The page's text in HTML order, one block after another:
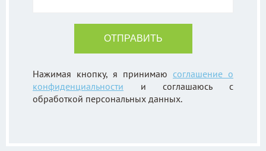
Нажимая кнопку, я принимаю соглашение о
конфиденциальности и соглашаюсь с
обработкой персональных данных.